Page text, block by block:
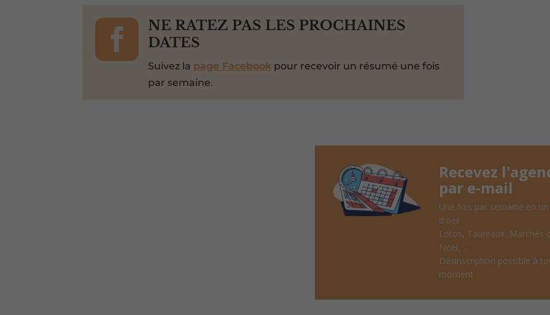

NE RATEZ PAS LES PROCHAINES
DATES
Suivez la page Facebookpour recevoir un résumé une fois
par semaine.
Recevez
par e-mail
Une fois par semaine en
d'oeil
Lotos, Taureaux, Marchés
Noël, ...
Désinscription possible à
moment